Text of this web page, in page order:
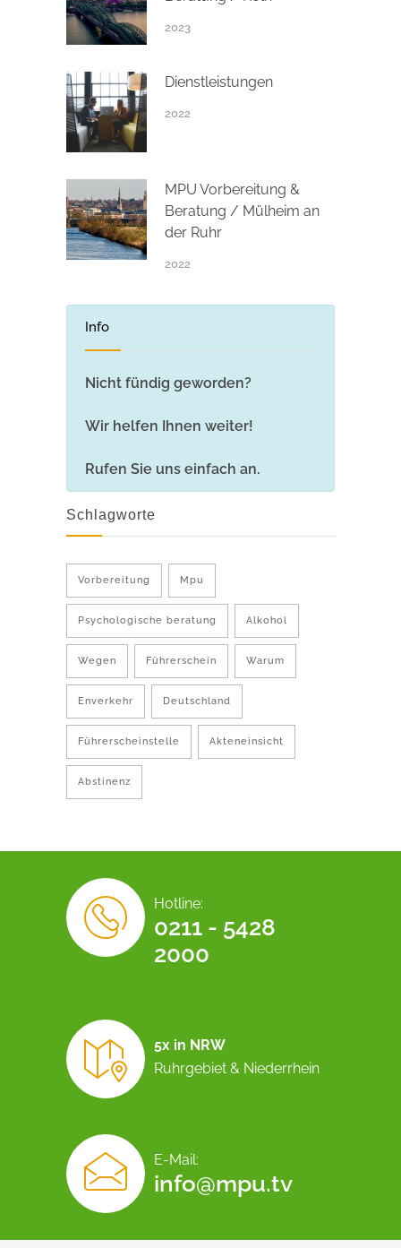
2023
Dienstleistungen
2022
MPU Vorbereitung &
Beratung / Mülheim an
der Ruhr
2022
Info
Nicht fündig geworden?
Wir helfen Ihnen weiter!
Rufen Sie uns einfach an.
Schlagworte
Vorbereitung Mpu
Psychologische beratung Alkohol
Wegen Führerschein Warum
Enverkehr Deutschland
Führerscheinstelle Akteneinsicht
Abstinenz
Hotline:
0211 - 5428
2000
5x in NRW
Ruhrgebiet & Niederrhein
E-Mail:
info@mpu.tv